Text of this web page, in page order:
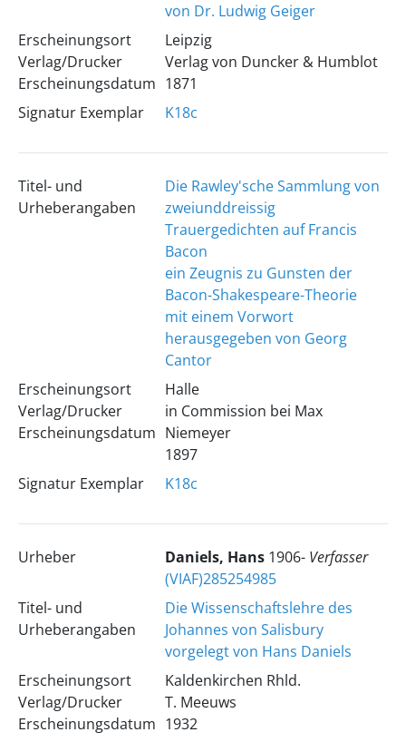
von Dr. Ludwig Geiger
Erscheinungsort
Verlag/Drucker
Erscheinungsdatum
Leipzig
Verlag von Duncker & Humblot
1871
Signatur Exemplar
K18c
Titel- und
Urheberangaben
Die Rawley'sche Sammlung von
zweiunddreissig
Trauergedichten auf Francis
Bacon
ein Zeugnis zu Gunsten der
Bacon-Shakespeare-Theorie
mit einem Vorwort
herausgegeben von Georg
Cantor
Erscheinungsort
Verlag/Drucker
Erscheinungsdatum
Halle
in Commission bei Max
Niemeyer
1897
Signatur Exemplar
K18c
Urheber Daniels, Hans 1906- Verfasser
(VIAF)285254985
Titel- und
Urheberangaben
Die Wissenschaftslehre des
Johannes von Salisbury
vorgelegt von Hans Daniels
Erscheinungsort
Verlag/Drucker
Erscheinungsdatum
Kaldenkirchen Rhld.
T. Meeuws
1932